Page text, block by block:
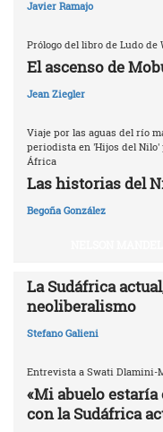
Javier Ramajo
Prólogo del libro de Ludo de
El ascenso de
Jean Ziegler
Viaje por las aguas del río
periodista en 'Hijos del Nilo'
África
Las historias del
Begoña González
La Sudáfrica
neoliberalismo
Stefano Galieni
Entrevista a Swati Dlamini-
«Mi abuelo
con la Sudáfrica